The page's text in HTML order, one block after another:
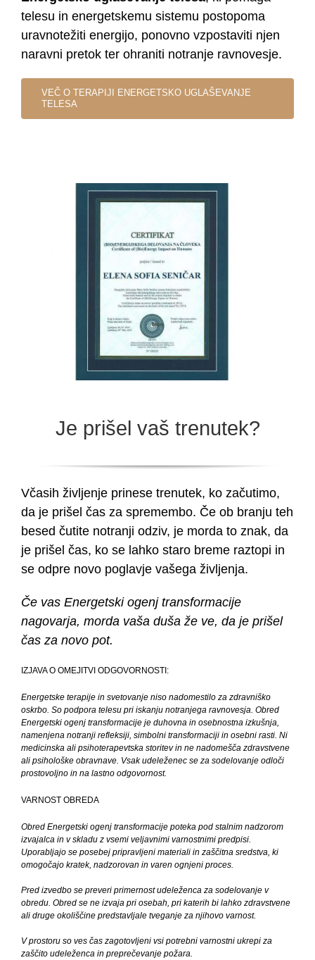
telesu in energetskemu sistemu postopoma
uravnotežiti energijo, ponovno vzpostaviti njen
naravni pretok ter ohraniti notranje ravnovesje.
VEČ O TERAPIJI ENERGETSKO UGLAŠEVANJE
TELESA
Je prišel vaš trenutek?
Včasih življenje prinese trenutek, ko začutimo,
da je prišel čas za spremembo. Če ob branju teh
besed čutite notranji odziv, je morda to znak, da
je prišel čas, ko se lahko staro breme raztopi in
se odpre novo poglavje vašega življenja.
Če vas Energetski ogenj transformacije
nagovarja, morda vaša duša že ve, da je prišel
čas za novo pot.
IZJAVA O OMEJITVI ODGOVORNOSTI:
Energetske terapije in svetovanje niso nadomestilo za zdravniško
oskrbo. So podpora telesu pri iskanju notranjega ravnovesja. Obred
Energetski ogenj transformacije je duhovna in osebnostna izkušnja,
namenjena notranji refleksiji, simbolni transformaciji in osebni rasti. Ni
medicinska ali psihoterapevtska storitev in ne nadomešča zdravstvene
ali psihološke obravnave. Vsak udeleženec se za sodelovanje odloči
prostovoljno in na lastno odgovornost.
VARNOST OBREDA
Obred Energetski ogenj transformacije poteka pod stalnim nadzorom
izvajalca in v skladu z vsemi veljavnimi varnostnimi predpisi.
Uporabljajo se posebej pripravljeni materiali in zaščitna sredstva, ki
omogočajo kratek, nadzorovan in varen ognjeni proces.
Pred izvedbo se preveri primernost udeleženca za sodelovanje v
obredu. Obred se ne izvaja pri osebah, pri katerih bi lahko zdravstvene
ali druge okoliščine predstavljale tveganje za njihovo varnost.
V prostoru so ves čas zagotovljeni vsi potrebni varnostni ukrepi za
zaščito udeleženca in preprečevanje požara.